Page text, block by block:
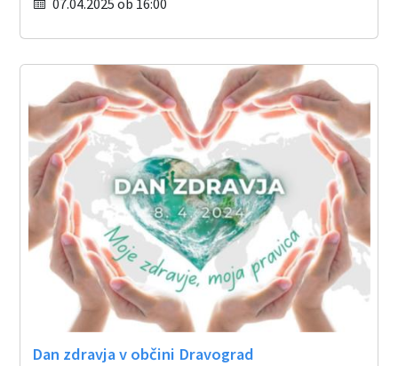
07.04.2025 ob 16:00
Dan zdravja v občini Dravograd